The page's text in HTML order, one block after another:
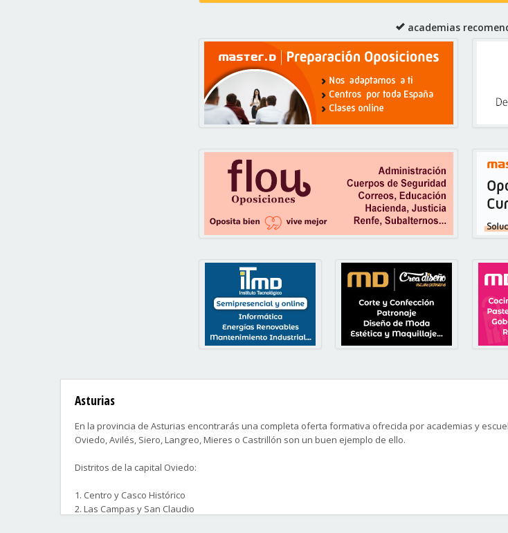
academias
Asturias
En la provincia de Asturias encontrarás una completa oferta formativa ofrecida por academias y
Oviedo, Avilés, Siero, Langreo, Mieres o Castrillón son un buen ejemplo de ello.
Distritos de la capital Oviedo:
1. Centro y Casco Histórico
2. Las Campas y San Claudio